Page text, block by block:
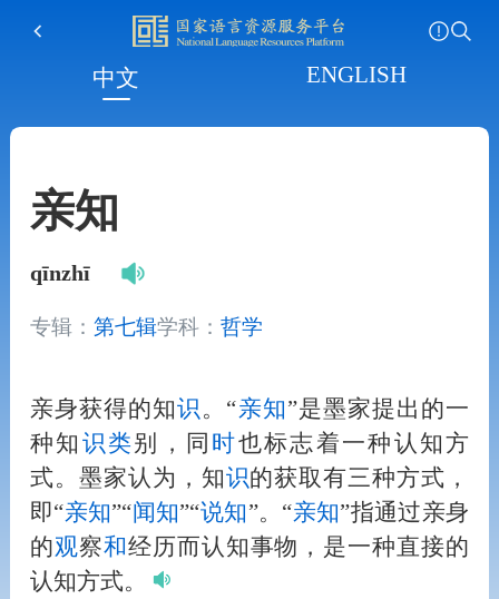
中文 ENGLISH
亲知
qīnzhī
专辑： 第七辑学科： 哲学
亲身获得的知识 。“亲知”是墨家提出的一
种知 识 类别，同 时也标志着一种认知方
式。墨家认为，知识的获取有三种方式，
即“亲知”“闻知”“说知”。“亲知”指通过亲身
的观察和经历而认知事物，是一种直接的
认知方式。